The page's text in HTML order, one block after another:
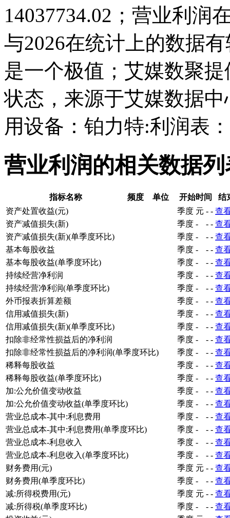
14037734.02；营业利润
与2026在统计上的数据
是一个极值；艾媒数聚
状态，来源于艾媒数据
用设备：铂力特:利润表
营业利润的相关数据列
指标名称 频度 单位 开始时间
结
资产处置收益(元)
季度 元 - - 查
资产减值损失(新)
季度 - - - 查
资产减值损失(新)(单季度环比)
季度 - - - 查
基本每股收益
季度 - - - 查
基本每股收益(单季度环比)
季度 - - - 查
持续经营净利润
季度 - - - 查
持续经营净利润(单季度环比)
季度 - - - 查
外币报表折算差额
季度 - - - 查
信用减值损失(新)
季度 - - - 查
信用减值损失(新)(单季度环比)
季度 - - - 查
扣除非经常性损益后的净利润
季度 - - - 查
扣除非经常性损益后的净利润(单季度环比)
季度 - - - 查
稀释每股收益
季度 - - - 查
稀释每股收益(单季度环比)
季度 - - - 查
加:公允价值变动收益
季度 - - - 查
加:公允价值变动收益(单季度环比)
季度 - - - 查
营业总成本-其中:利息费用
季度 - - - 查
营业总成本-其中:利息费用(单季度环比)
季度 - - - 查
营业总成本-利息收入
季度 - - - 查
营业总成本-利息收入(单季度环比)
季度 - - - 查
财务费用(元)
季度 元 - - 查
财务费用(单季度环比)
季度 - - - 查
减:所得税费用(元)
季度 元 - - 查
减:所得税(单季度环比)
季度 - - - 查